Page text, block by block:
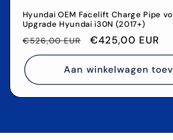
Hyundai OEM Facelift Charge Pipe
Upgrade Hyundai i30N (2017+)
Normale
prijs
€526,00 EUR Aanbiedingsprijs
€425,00 EUR
Aan winkelwagen